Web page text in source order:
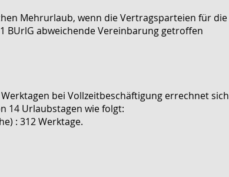
Mehrurlaub, wenn die Vertragsparteien für die
BUrlG abweichende Vereinbarung getroffen
bei Vollzeitbeschäftigung errechnet sich
14 Urlaubstagen wie folgt:
: 312 Werktage.